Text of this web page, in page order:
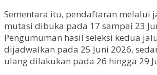
Sementara itu, pendaftaran melalui
mutasi dibuka pada 17 sampai 23
Pengumuman hasil seleksi kedua
dijadwalkan pada 25 Juni 2026,
ulang dilakukan pada 26 hingga 29